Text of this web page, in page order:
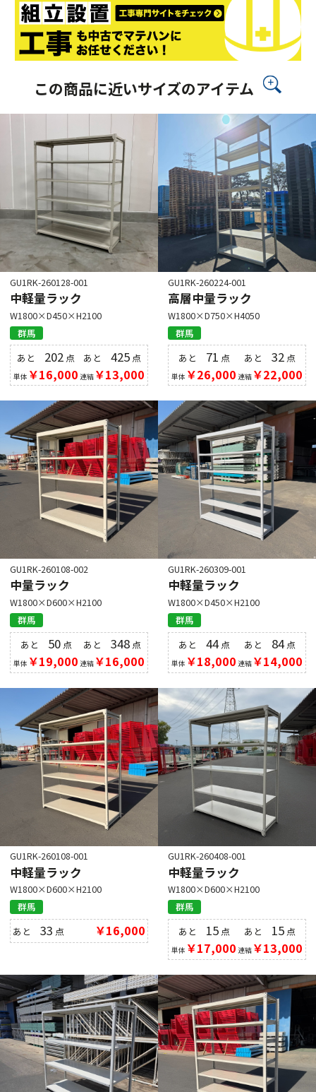
この商品に近いサイズのアイテム
GU1RK-260128-001
中軽量ラック
W1800×D450×H2100
群馬
あと 202 点
単体 ￥16,000
あと 425点
連結￥13,000
GU1RK-260224-001
高層中量ラック
W1800×D750×H4050
群馬
あと 71 点
単体 ￥26,000
あと32 点
連結￥22,000
GU1RK-260108-002
中量ラック
W1800×D600×H2100
群馬
あと 50点
単体 ￥19,000
あと 348点
連結￥16,000
GU1RK-260309-001
中軽量ラック
W1800×D450×H2100
群馬
あと 44点
単体 ￥18,000
あと 84点
連結￥14,000
GU1RK-260108-001
中軽量ラック
W1800×D600×H2100
群馬
あと33 点 ￥16,000
GU1RK-260408-001
中軽量ラック
W1800×D600×H2100
群馬
あと 15点
単体 ￥17,000
あと 15 点
連結￥13,000